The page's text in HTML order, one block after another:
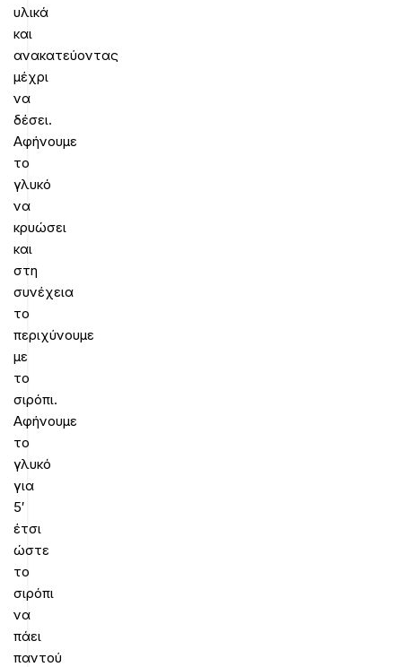
υλικά
και
ανακατεύοντας
μέχρι
να
δέσει.
Αφήνουμε
το
γλυκό
να
κρυώσει
και
στη
συνέχεια
το
περιχύνουμε
με
το
σιρόπι.
Αφήνουμε
το
γλυκό
για
5′
έτσι
ώστε
το
σιρόπι
να
πάει
παντού